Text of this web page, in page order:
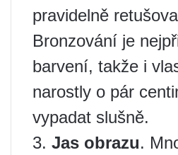
pravidelně
Bronzování je
barvení, takže i
narostly o pár
vypadat slušně.
3. Jas obrazu.